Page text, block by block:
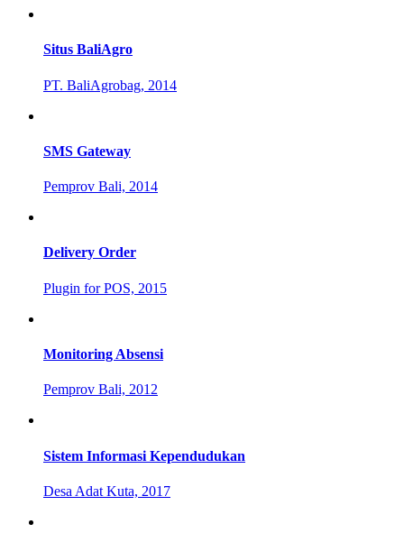
Situs BaliAgro
PT. BaliAgrobag, 2014
SMS Gateway
Pemprov Bali, 2014
Delivery Order
Plugin for POS, 2015
Monitoring Absensi
Pemprov Bali, 2012
Sistem Informasi Kependudukan
Desa Adat Kuta, 2017